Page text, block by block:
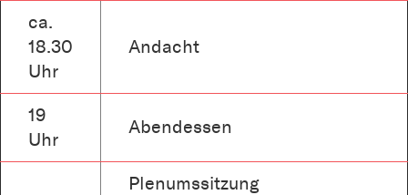
ca.
18.30
Uhr
Andacht
19
Uhr
Abendessen
Plenumssitzung